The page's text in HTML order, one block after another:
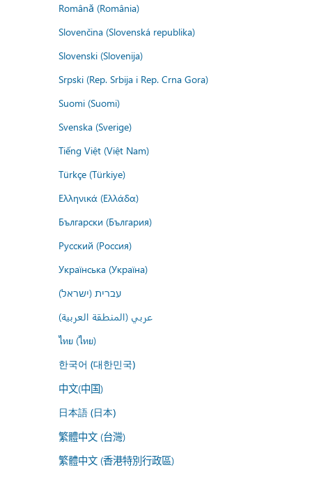
Română (România)
Slovenčina (Slovenská republika)
Slovenski (Slovenija)
Srpski (Rep. Srbija i Rep. Crna Gora)
Suomi (Suomi)
Svenska (Sverige)
Tiếng Việt (Việt Nam)
Türkçe (Türkiye)
Ελληνικά (Ελλάδα)
Български (България)
Русский (Россия)
Українська (Україна)
עברית (ישראל)
عربي (المنطقة العربية)
ไทย (ไทย)
한국어 (대한민국)
中文(中国)
日本語 (日本)
繁體中文 (台灣)
繁體中文 (香港特別行政區)